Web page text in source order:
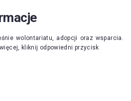
wolontariatu, adopcji oraz wsparcia.
kliknij odpowiedni przycisk